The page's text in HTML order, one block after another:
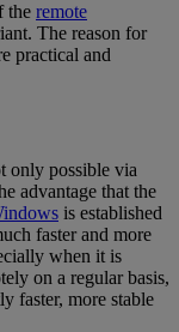
the remote
The reason for
practical and
only possible via
advantage that the
is established
faster and more
when it is
on a regular basis,
faster, more stable